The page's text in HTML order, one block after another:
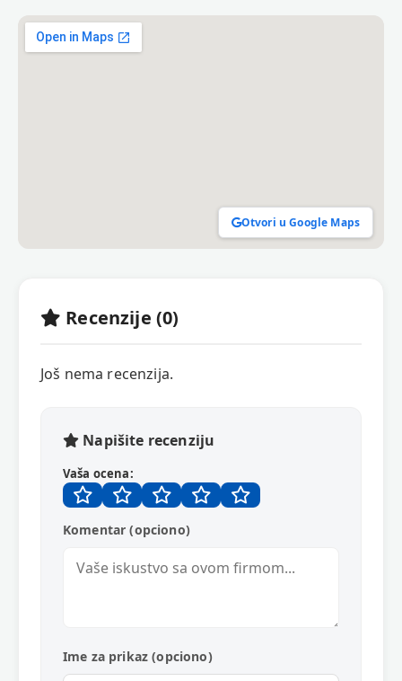
Otvori u Google Maps
Recenzije (0)
Još nema recenzija.
Napišite recenziju
Vaša ocena:
Komentar (opciono)
Ime za prikaz (opciono)